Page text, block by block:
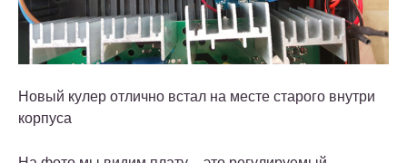
Новый кулер отлично встал на месте старого внутри
корпуса